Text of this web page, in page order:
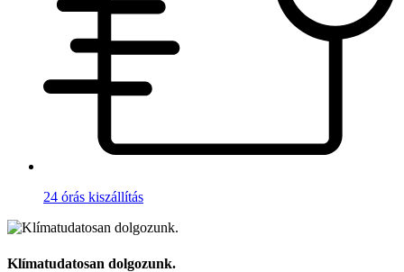
24 órás kiszállítás
Klímatudatosan dolgozunk.